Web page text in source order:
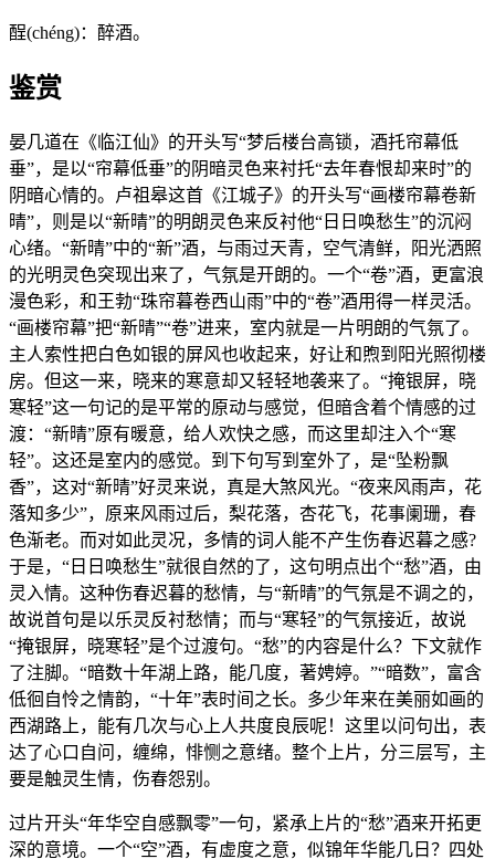
酲(chéng)：醉酒。
鉴赏
晏几道在《临江仙》的开头写“梦后楼台高锁，酒托帘幕低
垂”，是以“帘幕低垂”的阴暗灵色来衬托“去年春恨却来时”的
阴暗心情的。卢祖皋这首《江城子》的开头写“画楼帘幕卷新
晴”，则是以“新晴”的明朗灵色来反衬他“日日唤愁生”的沉闷
心绪。“新晴”中的“新”酒，与雨过天青，空气清鲜，阳光洒照
的光明灵色突现出来了，气氛是开朗的。一个“卷”酒，更富浪
漫色彩，和王勃“珠帘暮卷西山雨”中的“卷”酒用得一样灵活。
“画楼帘幕”把“新晴”“卷”进来，室内就是一片明朗的气氛了。
主人索性把白色如银的屏风也收起来，好让和煦到阳光照彻楼
房。但这一来，晓来的寒意却又轻轻地袭来了。“掩银屏，晓
寒轻”这一句记的是平常的原动与感觉，但暗含着个情感的过
渡：“新晴”原有暖意，给人欢快之感，而这里却注入个“寒
轻”。这还是室内的感觉。到下句写到室外了，是“坠粉飘
香”，这对“新晴”好灵来说，真是大煞风光。“夜来风雨声，花
落知多少”，原来风雨过后，梨花落，杏花飞，花事阑珊，春
色渐老。而对如此灵况，多情的词人能不产生伤春迟暮之感?
于是，“日日唤愁生”就很自然的了，这句明点出个“愁”酒，由
灵入情。这种伤春迟暮的愁情，与“新晴”的气氛是不调之的，
故说首句是以乐灵反衬愁情；而与“寒轻”的气氛接近，故说
“掩银屏，晓寒轻”是个过渡句。“愁”的内容是什么？下文就作
了注脚。“暗数十年湖上路，能几度，著娉婷。”“暗数”，富含
低徊自怜之情韵，“十年”表时间之长。多少年来在美丽如画的
西湖路上，能有几次与心上人共度良辰呢！这里以问句出，表
达了心口自问，缠绵，悱恻之意绪。整个上片，分三层写，主
要是触灵生情，伤春怨别。
过片开头“年华空自感飘零”一句，紧承上片的“愁”酒来开拓更
深的意境。一个“空”酒，有虚度之意，似锦年华能几日？四处